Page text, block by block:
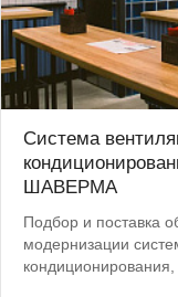
Система
ШАВЕРМА
Подбор и поставка
модернизации